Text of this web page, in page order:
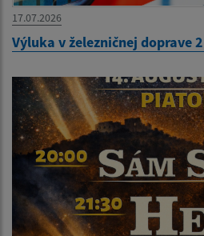
17.07.2026
Výluka v železničnej doprave